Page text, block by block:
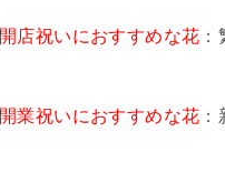
開店祝いにおすすめな花
開業祝いにおすすめな花